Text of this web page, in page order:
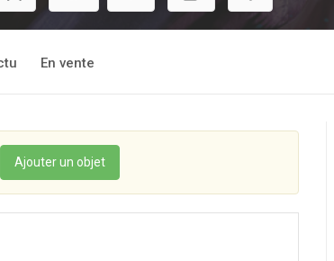
camps ?
En vente
Ajouter un objet